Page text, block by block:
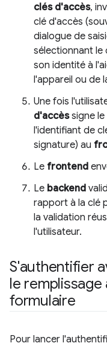
clés d'accès,
clé d'accès
dialogue de
sélectionnant le
son identité à
l'appareil ou de
Une fois
d'accèssigne le
l'identifiant de
signature) au
Le frontend
Le backend
rapport à la clé
la validation
l'utilisateur.
S'authentifier
le
formulaire
Pour lancer